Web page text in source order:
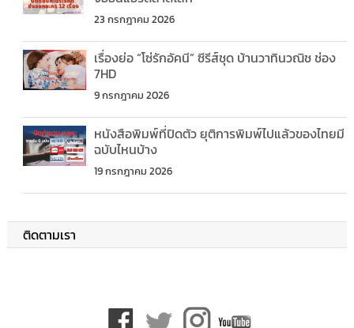
23 กรกฎาคม 2026
เรื่องย่อ “โซ่รักอัคนี” ซีรีส์ชุด บ้านวาทินวณิช ช่อง
7HD
9 กรกฎาคม 2026
หนังสือพิมพ์ที่ปิดตัว ยุติการพิมพ์ไปแล้วของไทยมี
ฉบับไหนบ้าง
19 กรกฎาคม 2026
ติดตามเรา